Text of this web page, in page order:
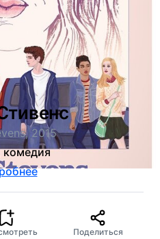
2015
комедия
Поделиться